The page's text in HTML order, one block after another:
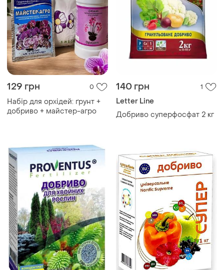
129 грн 0
Набір для орхідей: ґрунт +
добриво + майстер-агро
140 грн 1
Letter Line
Добриво суперфосфат 2 кг